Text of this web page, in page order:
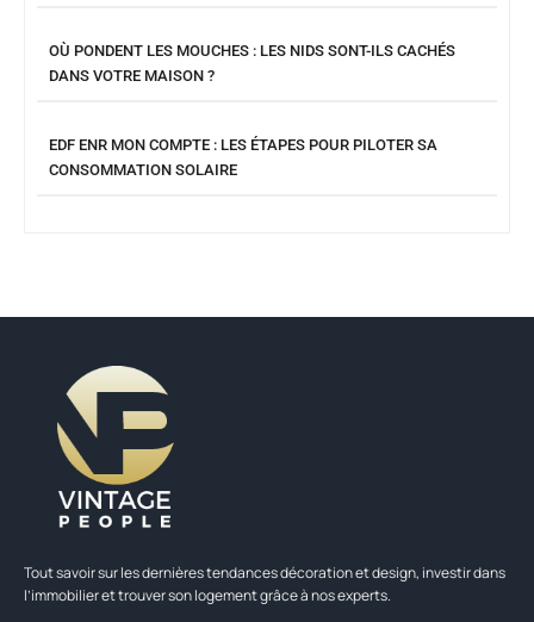
OÙ PONDENT LES MOUCHES : LES NIDS SONT-ILS CACHÉS
DANS VOTRE MAISON ?
EDF ENR MON COMPTE : LES ÉTAPES POUR PILOTER SA
CONSOMMATION SOLAIRE
Tout savoir sur les dernières tendances décoration et design, investir dans
l’immobilier et trouver son logement grâce à nos experts.